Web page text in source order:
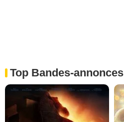
Top Bandes-annonces